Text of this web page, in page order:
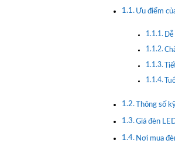
Ưu điểm
Thông số
Giá đèn
Nơi mua